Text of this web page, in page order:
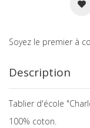
Soyez le premier à
Description
Tablier d'école
100% coton.